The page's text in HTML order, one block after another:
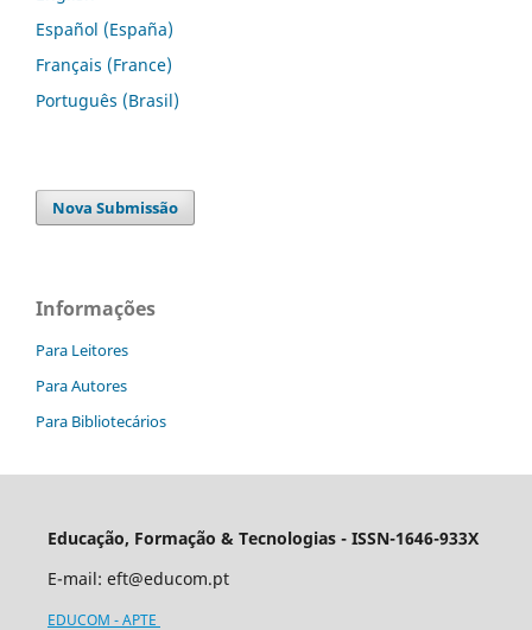
Español (España)
Français (France)
Português (Brasil)
Nova Submissão
Informações
Para Leitores
Para Autores
Para Bibliotecários
Educação, Formação & Tecnologias - ISSN-1646-933X
E-mail: eft@educom.pt
EDUCOM - APTE